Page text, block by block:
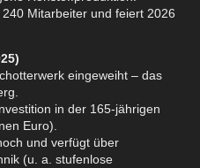
Mitarbeiter und feiert 2026
eingeweiht – das
in der 165-jährigen
Euro).
und verfügt über
(u. a. stufenlose